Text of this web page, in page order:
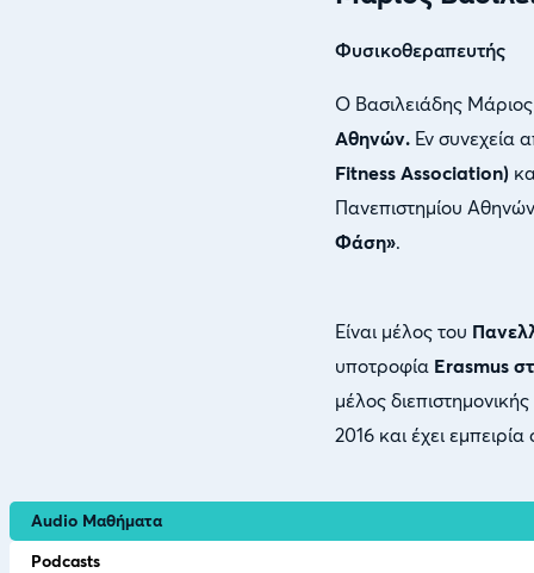
Φυσικοθεραπευτής
Ο Βασιλειάδης
Αθηνών. Εν συνεχεία
Fitness Association)
Πανεπιστημίου
Φάση».
Είναι μέλος του
υποτροφία Erasmus
μέλος
2016 και έχει
Audio Μαθήματα
Podcasts